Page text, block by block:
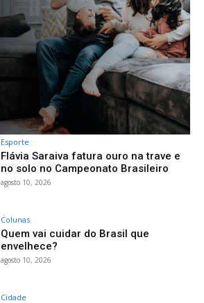
Esporte
Flávia Saraiva fatura ouro na trave e
no solo no Campeonato Brasileiro
agosto 10, 2026
Colunas
Quem vai cuidar do Brasil que
envelhece?
agosto 10, 2026
Cidade